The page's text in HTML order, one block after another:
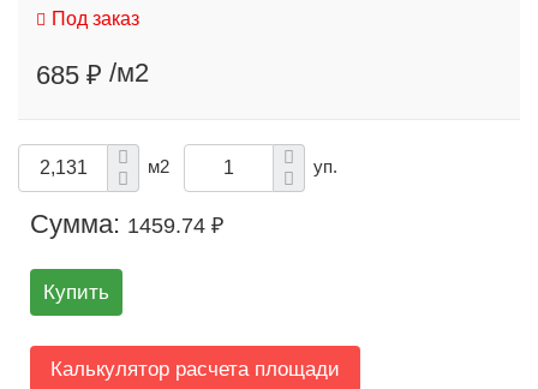
Под заказ
685 ₽ /м2
м2 уп.
Сумма: 1459.74 ₽
Купить
Калькулятор расчета площади